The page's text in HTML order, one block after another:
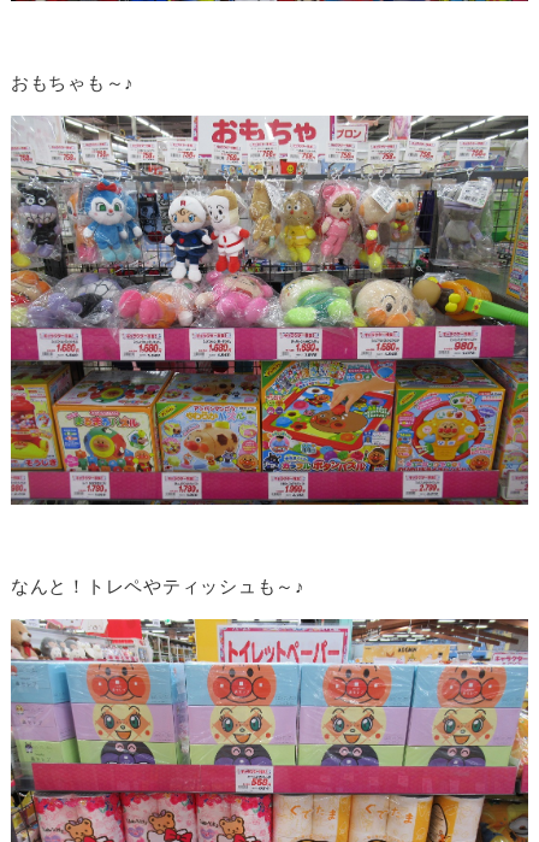
おもちゃも～♪
なんと！トレペやティッシュも～♪